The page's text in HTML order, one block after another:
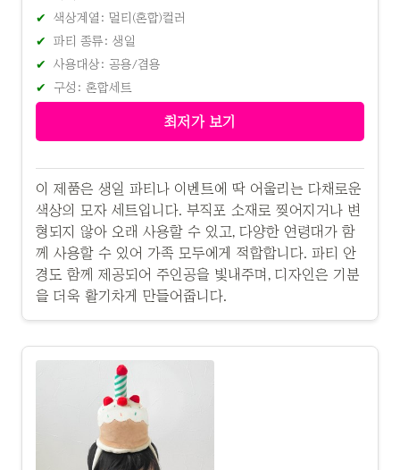
색상계열: 멀티(혼합)컬러
파티 종류: 생일
사용대상: 공용/겸용
구성: 혼합세트
최저가 보기
이 제품은 생일 파티나 이벤트에 딱 어울리는 다채로운
색상의 모자 세트입니다. 부직포 소재로 찢어지거나 변
형되지 않아 오래 사용할 수 있고, 다양한 연령대가 함
께 사용할 수 있어 가족 모두에게 적합합니다. 파티 안
경도 함께 제공되어 주인공을 빛내주며, 디자인은 기분
을 더욱 활기차게 만들어줍니다.